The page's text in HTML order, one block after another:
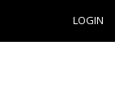
LOGIN